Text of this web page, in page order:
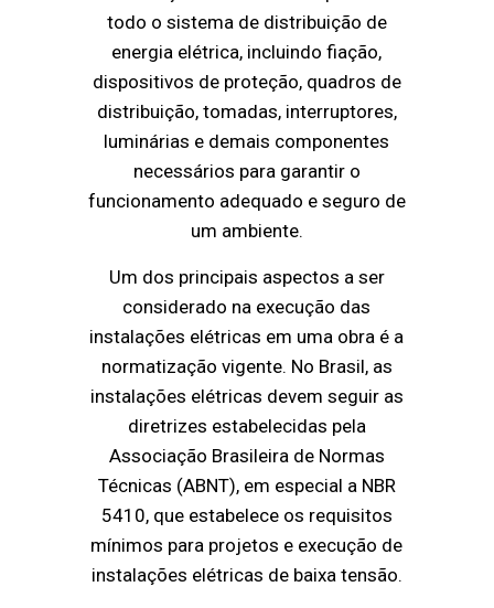
todo o sistema de distribuição de
energia elétrica, incluindo fiação,
dispositivos de proteção, quadros de
distribuição, tomadas, interruptores,
luminárias e demais componentes
necessários para garantir o
funcionamento adequado e seguro de
um ambiente.
Um dos principais aspectos a ser
considerado na execução das
instalações elétricas em uma obra é a
normatização vigente. No Brasil, as
instalações elétricas devem seguir as
diretrizes estabelecidas pela
Associação Brasileira de Normas
Técnicas (ABNT), em especial a NBR
5410, que estabelece os requisitos
mínimos para projetos e execução de
instalações elétricas de baixa tensão.